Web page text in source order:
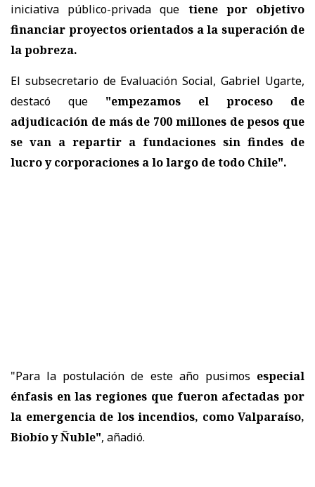
iniciativa público-privada que tiene por objetivo
financiar proyectos orientados a la superación de
la pobreza.
El subsecretario de Evaluación Social, Gabriel Ugarte,
destacó que "empezamos el proceso de
adjudicación de más de 700 millones de pesos que
se van a repartir a fundaciones sin findes de
lucro y corporaciones a lo largo de todo Chile".
"Para la postulación de este año pusimos especial
énfasis en las regiones que fueron afectadas por
la emergencia de los incendios, como Valparaíso,
Biobío y Ñuble", añadió.